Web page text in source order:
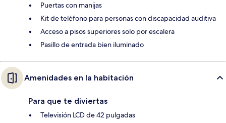
Puertas con manijas
Kit de teléfono para personas con discapacidad auditiva
Acceso a pisos superiores solo por escalera
Pasillo de entrada bien iluminado
Amenidades en la habitación
Para que te diviertas
Televisión LCD de 42 pulgadas